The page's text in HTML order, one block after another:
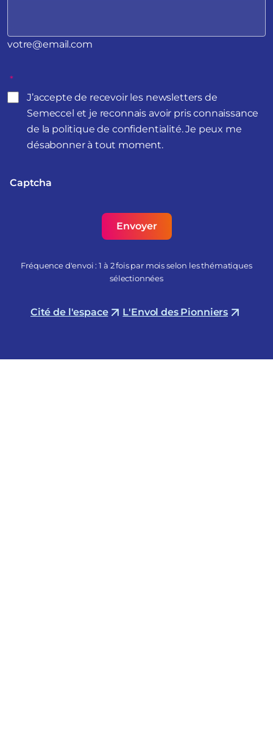
votre@email.com
*
J’accepte de recevoir les newsletters de
Semeccel et je reconnais avoir pris connaissance
de la politique de confidentialité. Je peux me
désabonner à tout moment.
Captcha
Fréquence d'envoi : 1 à 2 fois par mois selon les thématiques
sélectionnées
Cité de l'espace L'Envol des Pionniers